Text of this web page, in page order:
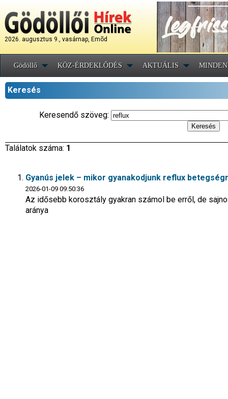
2026. augusztus 9., vasárnap, Emõd
Gödöllő KÖZ-ÉRDEKLŐDÉS AKTUÁLIS
Keresés
Keresendő szöveg:
Találatok száma: 1
Gyanús jelek – mikor gyanakodjunk reflux
2026-01-09 09:50:36
Az idősebb korosztály gyakran számol be erről, de
aránya